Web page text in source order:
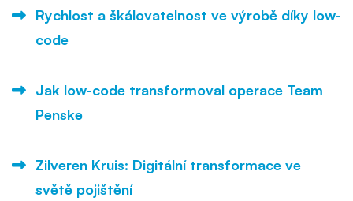
Rychlost a škálovatelnost ve výrobě díky low-
code
Jak low-code transformoval operace Team
Penske
Zilveren Kruis: Digitální transformace ve
světě pojištění